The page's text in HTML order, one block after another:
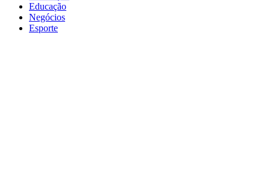
Educação
Negócios
Esporte